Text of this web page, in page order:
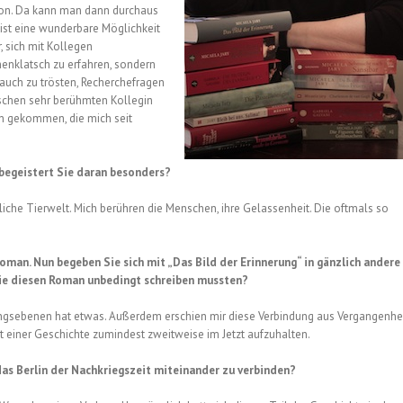
Da kann man dann durchaus
eine wunderbare Möglichkeit
sich mit Kollegen
zu erfahren, sondern
zu trösten, Recherchefragen
sehr berühmten Kollegin
gekommen, die mich seit
Sie daran besonders?
Tierwelt. Mich berühren die Menschen, ihre Gelassenheit. Die oftmals so
Nun begeben Sie sich mit „Das Bild der Erinnerung“ in gänzlich andere
diesen Roman unbedingt schreiben mussten?
hat etwas. Außerdem erschien mir diese Verbindung aus
Geschichte zumindest zweitweise im Jetzt aufzuhalten.
Berlin der Nachkriegszeit miteinander zu verbinden?